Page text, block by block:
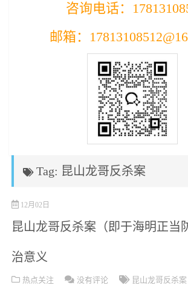
咨询电话：
邮箱：
Tag: 昆山龙哥反杀案
12月02日
昆山龙哥反杀案（即于海明正当
治意义
热点关注 没有评论 昆山龙哥反杀案